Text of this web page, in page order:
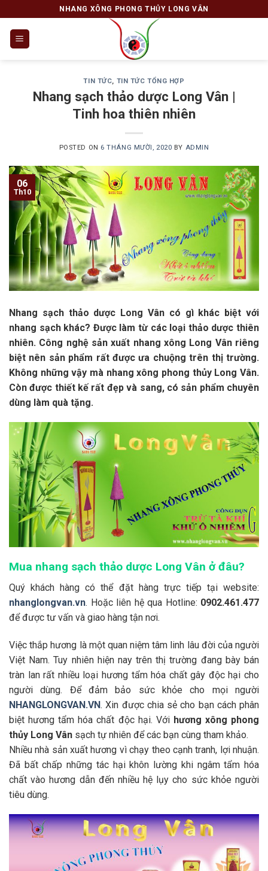
to
content
NHANG XÔNG PHONG THỦY LONG VÂN
TIN TỨC, TIN TỨC TỔNG HỢP
Nhang sạch thảo dược Long Vân |
Tinh hoa thiên nhiên
POSTED ON 6 THÁNG MƯỜI, 2020 BY ADMIN
06
Th10
Nhang sạch thảo dược Long Vân có gì khác biệt với
nhang sạch khác? Được làm từ các loại thảo dược thiên
nhiên. Công nghệ sản xuất nhang xông Long Vân riêng
biệt nên sản phẩm rất được ưa chuộng trên thị trường.
Không những vậy mà nhang xông phong thủy Long Vân.
Còn được thiết kế rất đẹp và sang, có sản phẩm chuyên
dùng làm quà tặng.
Mua nhang sạch thảo dược Long Vân ở đâu?
Quý khách hàng có thể đặt hàng trực tiếp tại website:
nhanglongvan.vn. Hoặc liên hệ qua Hotline: 0902.461.477
để được tư vấn và giao hàng tận nơi.
Việc thắp hương là một quan niệm tâm linh lâu đời của người
Việt Nam. Tuy nhiên hiện nay trên thị trường đang bày bán
tràn lan rất nhiều loại hương tẩm hóa chất gây độc hại cho
người dùng. Để đảm bảo sức khỏe cho mọi người
NHANGLONGVAN.VN. Xin được chia sẻ cho bạn cách phân
biệt hương tẩm hóa chất độc hại. Với hương xông phong
thủy Long Vân sạch tự nhiên để các bạn cùng tham khảo.
Nhiều nhà sản xuất hương vì chạy theo cạnh tranh, lợi nhuận.
Đã bất chấp những tác hại khôn lường khi ngâm tẩm hóa
chất vào hương dẫn đến nhiều hệ lụy cho sức khỏe người
tiêu dùng.